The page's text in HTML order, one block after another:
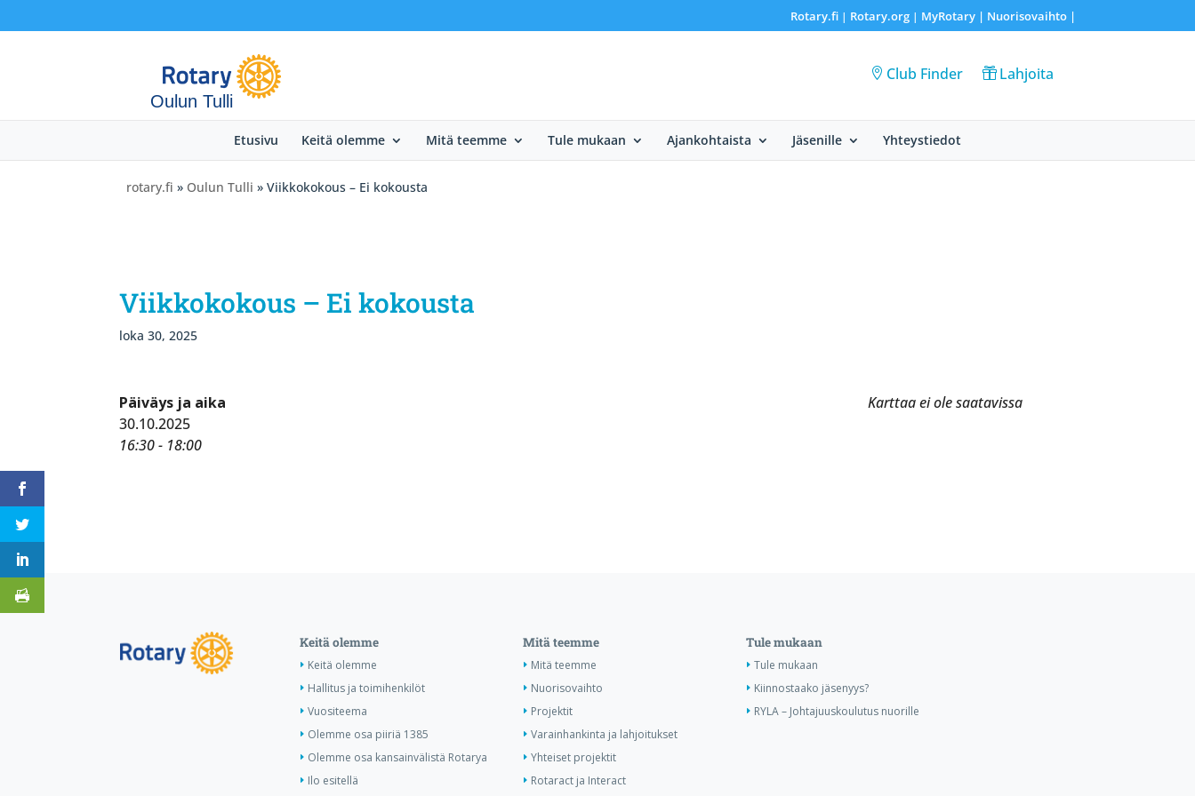
Rotary.fi| Rotary.org| MyRotary | Nuorisovaihto|
Oulun Tulli
Club Finder Lahjoita
Etusivu Keitä olemme Mitä teemme Tule mukaan Ajankohtaista Jäsenille Yhteystiedot
rotary.fi » Oulun Tulli » Viikkokokous – Ei kokousta
Viikkokokous – Ei kokousta
loka 30, 2025
Karttaa ei ole saatavissa
Päiväys ja aika
30.10.2025
16:30 - 18:00
Keitä olemme
Keitä olemme
Hallitus ja toimihenkilöt
Vuositeema
Olemme osa piiriä 1385
Olemme osa kansainvälistä Rotarya
Ilo esitellä
Mitä teemme
Mitä teemme
Nuorisovaihto
Projektit
Varainhankinta ja lahjoitukset
Yhteiset projektit
Rotaract ja Interact
Tule mukaan
Tule mukaan
Kiinnostaako jäsenyys?
RYLA – Johtajuuskoulutus nuorille